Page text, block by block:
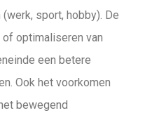
sport, hobby). De
optimaliseren van
een betere
Ook het voorkomen
bewegend